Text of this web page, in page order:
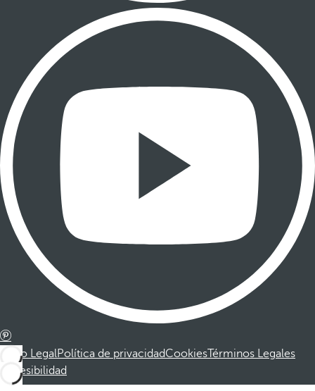
Aviso LegalPolítica de privacidadCookiesTérminos Legales
Accesibilidad